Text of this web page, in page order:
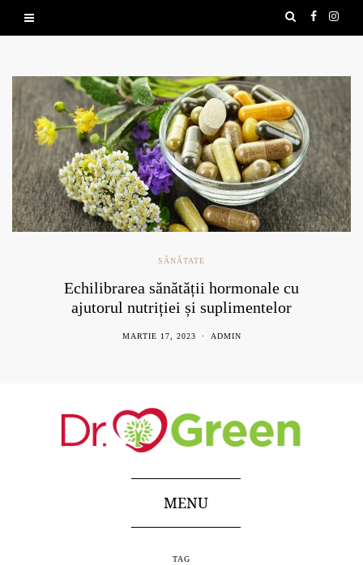
Echilibrarea sănătății hormonale cu
ajutorul nutriției și suplimentelor
MARTIE 17, 2023 ADMIN
MENU
TAG